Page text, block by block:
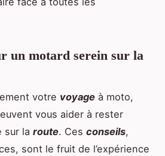
un motard serein sur la
votre voyage à moto,
vous aider à rester
sur la route. Ces conseils,
sont le fruit de l’expérience